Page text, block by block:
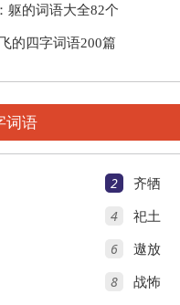
躯的词语大全82个
的四字词语200篇
词语
2 齐牺
4 祀土
6 遨放
8 战怖